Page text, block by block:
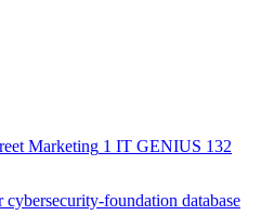
Marketing 1 IT GENIUS 132
cybersecurity-foundation database